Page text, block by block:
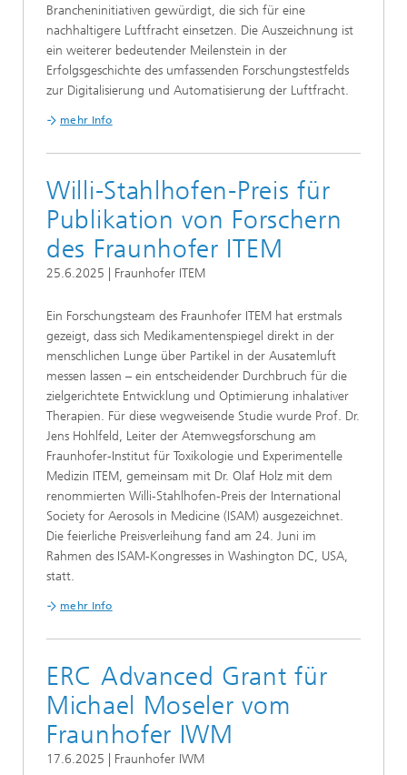
Brancheninitiativen gewürdigt, die sich für eine
nachhaltigere Luftfracht einsetzen. Die Auszeichnung ist
ein weiterer bedeutender Meilenstein in der
Erfolgsgeschichte des umfassenden Forschungstestfelds
zur Digitalisierung und Automatisierung der Luftfracht.
mehr Info
Willi-Stahlhofen-Preis für
Publikation von Forschern
des Fraunhofer ITEM
25.6.2025 | Fraunhofer ITEM
Ein Forschungsteam des Fraunhofer ITEM hat erstmals
gezeigt, dass sich Medikamentenspiegel direkt in der
menschlichen Lunge über Partikel in der Ausatemluft
messen lassen – ein entscheidender Durchbruch für die
zielgerichtete Entwicklung und Optimierung inhalativer
Therapien. Für diese wegweisende Studie wurde Prof. Dr.
Jens Hohlfeld, Leiter der Atemwegsforschung am
Fraunhofer-Institut für Toxikologie und Experimentelle
Medizin ITEM, gemeinsam mit Dr. Olaf Holz mit dem
renommierten Willi-Stahlhofen-Preis der International
Society for Aerosols in Medicine (ISAM) ausgezeichnet.
Die feierliche Preisverleihung fand am 24. Juni im
Rahmen des ISAM-Kongresses in Washington DC, USA,
statt.
mehr Info
ERC Advanced Grant für
Michael Moseler vom
Fraunhofer IWM
17.6.2025 | Fraunhofer IWM